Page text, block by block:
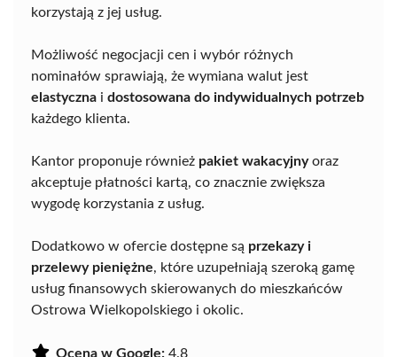
korzystają z jej usług.
Możliwość negocjacji cen i wybór różnych
nominałów sprawiają, że wymiana walut jest
elastyczna i dostosowana do indywidualnych potrzeb
każdego klienta.
Kantor proponuje również pakiet wakacyjnyoraz
akceptuje płatności kartą, co znacznie zwiększa
wygodę korzystania z usług.
Dodatkowo w ofercie dostępne są przekazy i
przelewy pieniężne, które uzupełniają szeroką gamę
usług finansowych skierowanych do mieszkańców
Ostrowa Wielkopolskiego i okolic.
Ocena w Google: 4.8